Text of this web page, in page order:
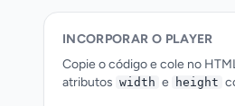
INCORPORAR O PLAYER
Copie o código e cole no
atributos width e height